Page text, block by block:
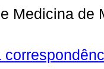
Medicina de